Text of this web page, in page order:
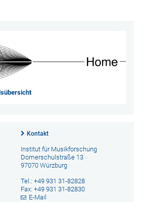
Kontakt
Institut für Musikforschung
Domerschulstraße 13
97070 Würzburg
Tel.: +49 931 31-82828
Fax: +49 931 31-82830
E-Mail